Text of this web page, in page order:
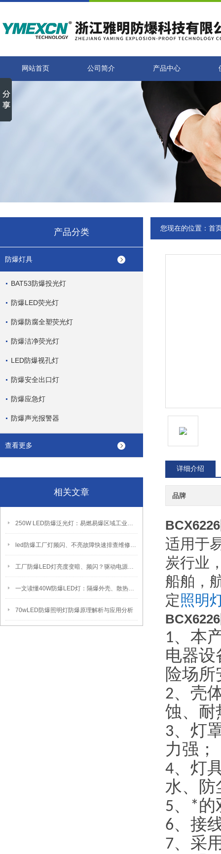
网站首页 公司简介 产品中心
产品分类
防爆灯具
BAT53防爆投光灯
防爆LED荧光灯
防爆防腐全塑荧光灯
防爆洁净荧光灯
LED防爆视孔灯
防爆安全出口灯
防爆应急灯
防爆声光报警器
查看更多
相关文章
250W LED防爆泛光灯：易燃易爆区域工业固定照明装置
led防爆工厂灯频闪、不亮故障快速排查维修方法
工厂防爆LED灯亮度变暗、频闪？驱动电源故障检修方法
一文读懂40W防爆LED灯：隔爆外壳、散热、防爆认证原理
70wLED防爆照明灯防爆原理解析与应用分析
您现在的位置： 首
详细介绍
品牌
适用于
炭行业
船舶，
定照明
1、本
电器设
险场
2、壳
蚀、耐
3、灯
力强；
4、灯
水、防
5、*的
6、接
7、采